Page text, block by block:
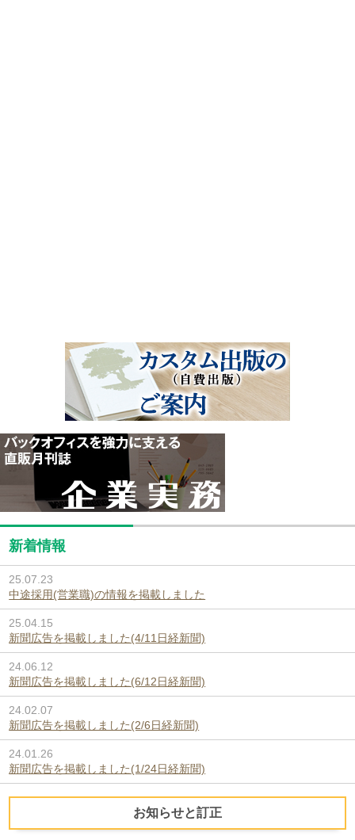
新着情報
25.07.23
中途採用(営業職)の情報を掲載しました
25.04.15
新聞広告を掲載しました(4/11日経新聞)
24.06.12
新聞広告を掲載しました(6/12日経新聞)
24.02.07
新聞広告を掲載しました(2/6日経新聞)
24.01.26
新聞広告を掲載しました(1/24日経新聞)
お知らせと訂正